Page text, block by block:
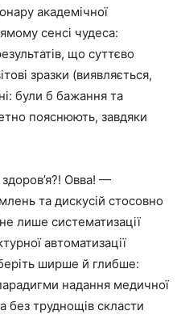
академічної
сенсі чудеса:
що суттєво
зразки (виявляється,
були б бажання та
пояснюють, завдяки
здоров’я?! Овва! —
та дискусій стосовно
лише систематизації
автоматизації
ширше й глибше:
надання медичної
труднощів скласти